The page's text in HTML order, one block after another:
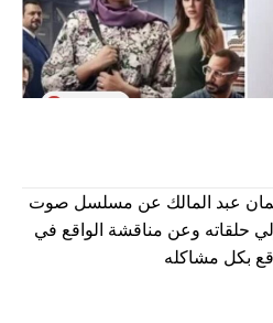
عبد المالك عن مسلسل صوت
حلقاته وعن مناقشة الواقع في
بكل مشاكله